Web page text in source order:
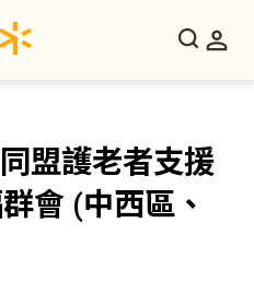
盟護老者支援
會 (中西區、